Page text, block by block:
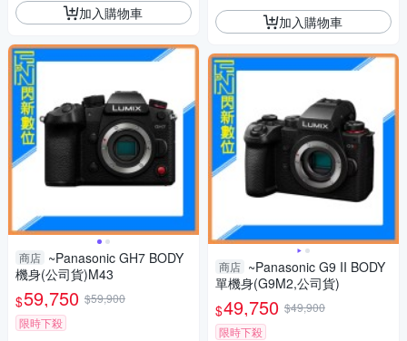
加入購物車
商店 ~Panasonic GH7 BODY
機身(公司貨)M43
$59,750 $59,900
限時下殺
加入購物車
商店 ~Panasonic G9 II BODY
單機身(G9M2,公司貨)
$49,750 $49,900
限時下殺